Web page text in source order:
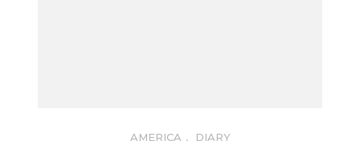
AMERICA , DIARY